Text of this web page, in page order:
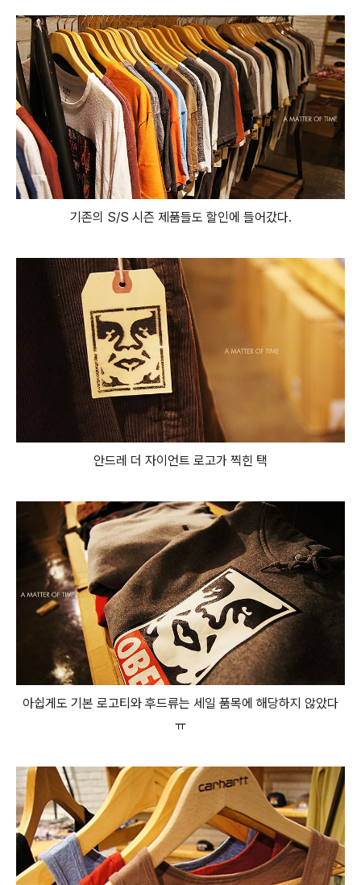
기존의 S/S 시즌 제품들도 할인에 들어갔다.
안드레 더 자이언트 로고가 찍힌 택
아쉽게도 기본 로고티와 후드류는 세일 품목에 해당하지 않았다
ㅠ